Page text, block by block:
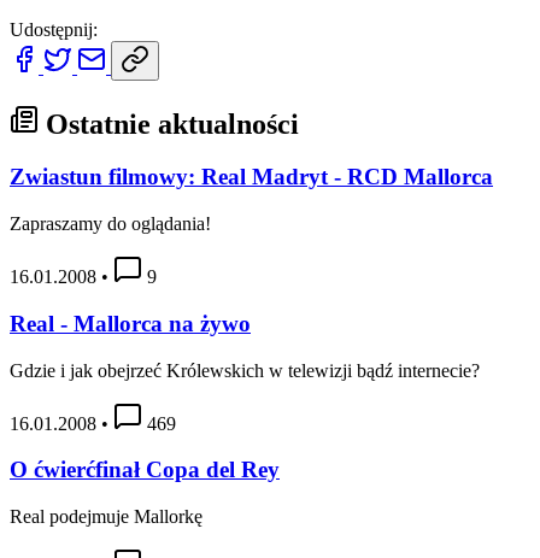
Udostępnij:
Ostatnie aktualności
Zwiastun filmowy: Real Madryt - RCD Mallorca
Zapraszamy do oglądania!
16.01.2008 • 9
Real - Mallorca na żywo
Gdzie i jak obejrzeć Królewskich w telewizji bądź internecie?
16.01.2008 • 469
O ćwierćfinał Copa del Rey
Real podejmuje Mallorkę